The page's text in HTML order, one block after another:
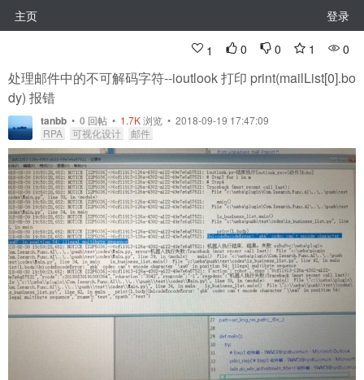
主页 登录
1 0 0 1 0
处理邮件中的不可解码字符--ioutlook 打印 print(mailList[0].bo
dy) 报错
tanbb • 0 回帖 • 1.7K浏览 • 2018-09-19 17:47:09
RPA
可视化设计 邮件